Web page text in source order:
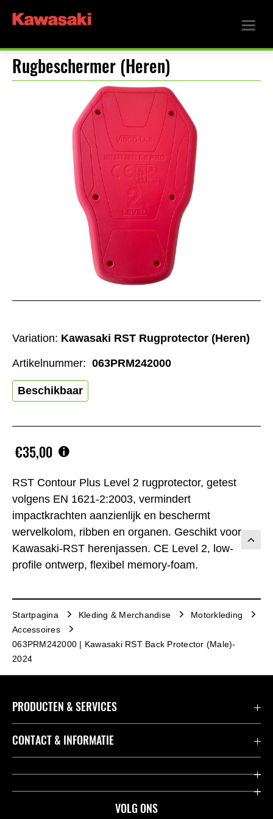
Rugbeschermer (Heren)
RST Contour Plus Level 2 rugprotector, getest
volgens EN 1621-2:2003, vermindert
impactkrachten aanzienlijk en beschermt
wervelkolom, ribben en organen. Geschikt voor
Kawasaki-RST herenjassen. CE Level 2, low-
profile ontwerp, flexibel memory-foam.
€35,00
Variation: Kawasaki RST Rugprotector (Heren)
Beschikbaar
Artikelnummer: 063PRM242000
Startpagina Kleding & Merchandise
Motorkleding
Accessoires
063PRM242000 | Kawasaki RST Back Protector (Male)-
2024
VOLG ONS
PRODUCTEN & SERVICES
Accessoires & Onderdelen
Dealers
CONTACT & INFORMATIE
Contact